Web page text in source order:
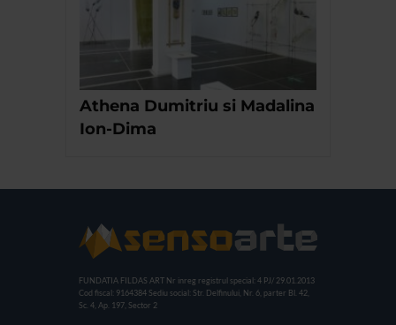
Athena Dumitriu si Madalina
Ion-Dima
FUNDATIA FILDAS ART Nr inreg registrul special: 4 PJ/ 29.01.2013
Cod fiscal: 9164384 Sediu social: Str. Delfinului, Nr. 6, parter Bl. 42,
Sc. 4, Ap. 197, Sector 2